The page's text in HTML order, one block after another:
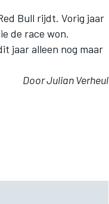
Bull rijdt. Vorig jaar
de race won.
jaar alleen nog maar
Door Julian Verheul